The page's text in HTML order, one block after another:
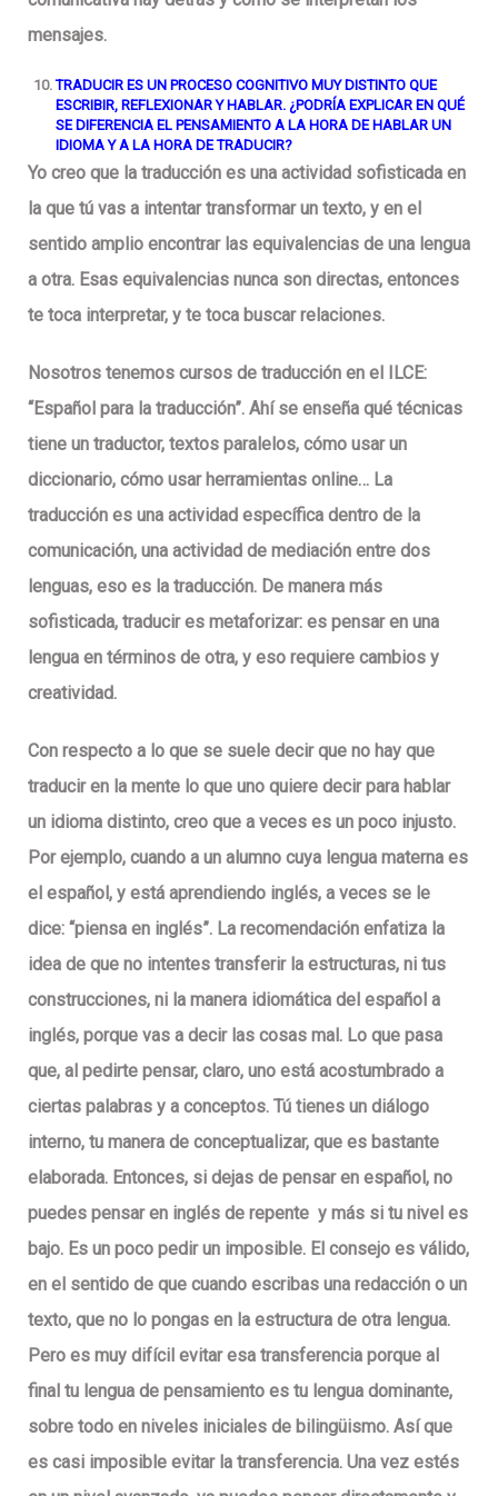
mensajes.
TRADUCIR ES UN PROCESO COGNITIVO MUY DISTINTO QUE
ESCRIBIR, REFLEXIONAR Y HABLAR. ¿PODRÍA EXPLICAR EN QUÉ
SE DIFERENCIA EL PENSAMIENTO A LA HORA DE HABLAR UN
IDIOMA Y A LA HORA DE TRADUCIR?
Yo creo que la traducción es una actividad sofisticada en
la que tú vas a intentar transformar un texto, y en el
sentido amplio encontrar las equivalencias de una lengua
a otra. Esas equivalencias nunca son directas, entonces
te toca interpretar, y te toca buscar relaciones.
Nosotros tenemos cursos de traducción en el ILCE:
“Español para la traducción”. Ahí se enseña qué técnicas
tiene un traductor, textos paralelos, cómo usar un
diccionario, cómo usar herramientas online… La
traducción es una actividad específica dentro de la
comunicación, una actividad de mediación entre dos
lenguas, eso es la traducción. De manera más
sofisticada, traducir es metaforizar: es pensar en una
lengua en términos de otra, y eso requiere cambios y
creatividad.
Con respecto a lo que se suele decir que no hay que
traducir en la mente lo que uno quiere decir para hablar
un idioma distinto, creo que a veces es un poco injusto.
Por ejemplo, cuando a un alumno cuya lengua materna es
el español, y está aprendiendo inglés, a veces se le
dice: “piensa en inglés”. La recomendación enfatiza la
idea de que no intentes transferir la estructuras, ni tus
construcciones, ni la manera idiomática del español a
inglés, porque vas a decir las cosas mal. Lo que pasa
que, al pedirte pensar, claro, uno está acostumbrado a
ciertas palabras y a conceptos. Tú tienes un diálogo
interno, tu manera de conceptualizar, que es bastante
elaborada. Entonces, si dejas de pensar en español, no
puedes pensar en inglés de repente y más si tu nivel es
bajo. Es un poco pedir un imposible. El consejo es válido,
en el sentido de que cuando escribas una redacción o un
texto, que no lo pongas en la estructura de otra lengua.
Pero es muy difícil evitar esa transferencia porque al
final tu lengua de pensamiento es tu lengua dominante,
sobre todo en niveles iniciales de bilingüismo. Así que
es casi imposible evitar la transferencia. Una vez estés